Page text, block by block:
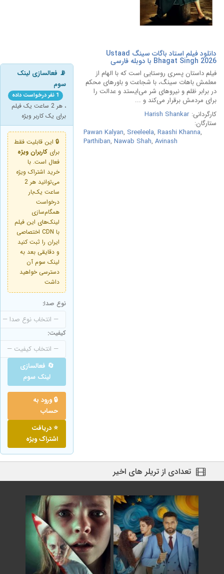
دانلود فیلم استاد باگات سینگ Ustaad
Bhagat Singh 2026 با دوبله فارسی
فیلم داستان پسری روستایی است که با الهام از
معلمش باهات سینگ، با شجاعت و باورهای محکم
در برابر ظلم و نیروهای شر می‌ایستد و عدالت را
برای مردمش برقرار می‌کند و ...
کارگردانی: Harish Shankar
ستارگان:
Pawan Kalyan ,Sreeleela ,Raashi Khanna
Parthiban ,Nawab Shah ,Avinash
📡 فعالسازی لینک
سوم
1 نفر درخواست داده
، هر 2 ساعت یک فیلم
برای یک کاربر ویژه
🔒 این قابلیت فقط
برای کاربران ویژه
فعال است. با
خرید اشتراک ویژه
می‌توانید هر 2
ساعت یک‌بار
درخواست
همگام‌سازی
لینک‌های این فیلم
با CDN اختصاصی
ایران را ثبت کنید
و دقایقی بعد به
لینک سوم آن
دسترسی خواهید
داشت
نوع صدا:
کیفیت:
🔄 فعالسازی
لینک سوم
🔒 ورود به
حساب
⭐ دریافت
اشتراک ویژه
تعدادی از تریلر های اخیر